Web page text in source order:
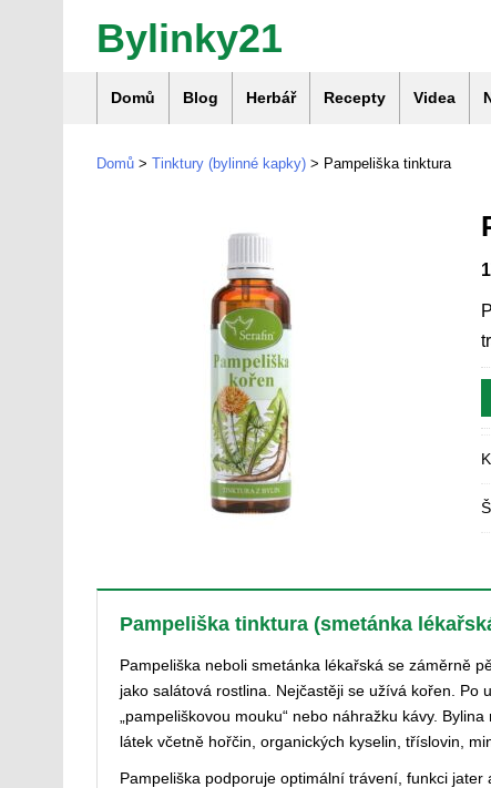
Bylinky21
Domů Blog Herbář Recepty Videa
Domů > Tinktury (bylinné kapky) > Pampeliška tinktura
Pampeliška tinktura (smetánka
Pampeliška neboli smetánka lékařská se záměrně
jako salátová rostlina. Nejčastěji se užívá kořen.
„pampeliškovou mouku“ nebo náhražku kávy.
látek včetně hořčin, organických kyselin, tříslovin,
Pampeliška podporuje optimální trávení, funkci jater